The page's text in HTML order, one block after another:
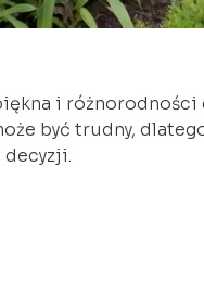
i różnorodności
być trudny,
decyzji.